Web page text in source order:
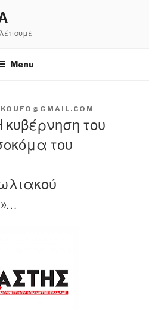
Menu
του
του